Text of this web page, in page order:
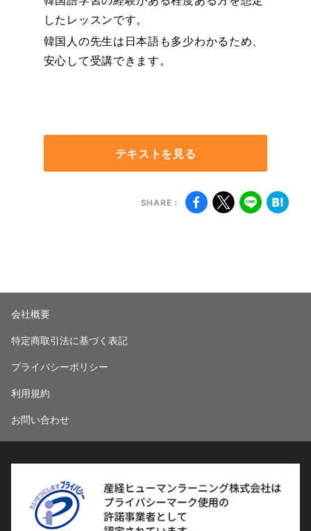
したレッスンです。
韓国人の先生は日本語も多少わかるため、
安心して受講できます。
テキストを見る
SHARE：
会社概要
特定商取引法に基づく表記
プライバシーポリシー
利用規約
お問い合わせ